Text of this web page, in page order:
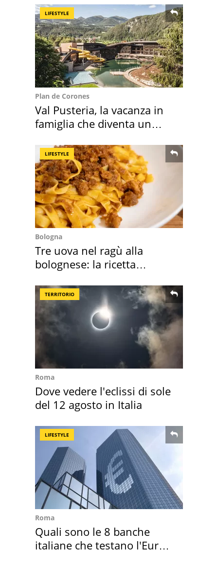
LIFESTYLE
Plan de Corones
Val Pusteria, la vacanza in
famiglia che diventa un
LIFESTYLE
Bologna
Tre uova nel ragù alla
bolognese: la ricetta
TERRITORIO
Roma
Dove vedere l'eclissi di sole
del 12 agosto in Italia
LIFESTYLE
Roma
Quali sono le 8 banche
italiane che testano l'Euro